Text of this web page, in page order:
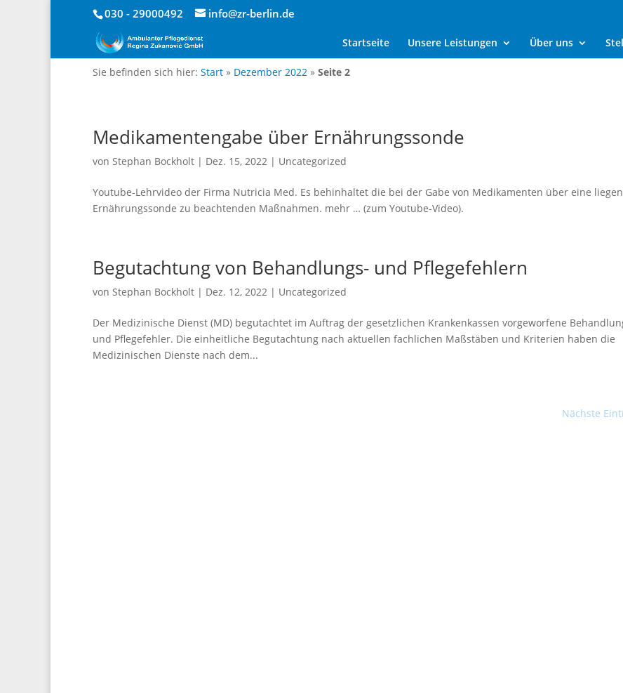
030 - 29000492 info@zr-berlin.de
Startseite Unsere Leistungen Über uns
Sie befinden sich hier: Start » Dezember 2022 » Seite 2
Medikamentengabe über Ernährungssonde
von Stephan Bockholt | Dez. 15, 2022 | Uncategorized
Youtube-Lehrvideo der Firma Nutricia Med. Es behinhaltet die bei der Gabe von Medikamenten über eine
Ernährungssonde zu beachtenden Maßnahmen. mehr … (zum Youtube-Video).
Begutachtung von Behandlungs- und Pflegefehlern
von Stephan Bockholt | Dez. 12, 2022 | Uncategorized
Der Medizinische Dienst (MD) begutachtet im Auftrag der gesetzlichen Krankenkassen vorgeworfene
und Pflegefehler. Die einheitliche Begutachtung nach aktuellen fachlichen Maßstäben und Kriterien haben die
Medizinischen Dienste nach dem...
Nächste